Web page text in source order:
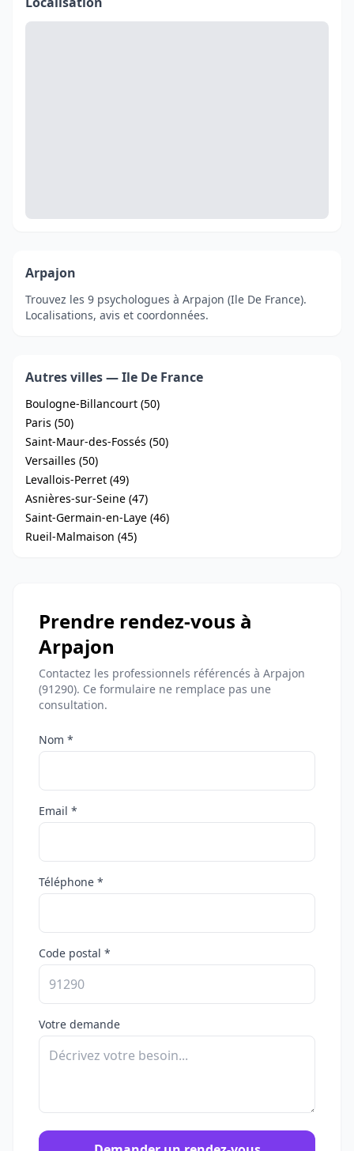
Arpajon
Trouvez les 9 psychologues à Arpajon (Ile De France).
Localisations, avis et coordonnées.
Autres villes — Ile De France
Boulogne-Billancourt (50)
Paris (50)
Saint-Maur-des-Fossés (50)
Versailles (50)
Levallois-Perret (49)
Asnières-sur-Seine (47)
Saint-Germain-en-Laye (46)
Rueil-Malmaison (45)
Prendre rendez-vous à
Arpajon
Contactez les professionnels référencés à Arpajon
(91290). Ce formulaire ne remplace pas une
consultation.
Nom *
Email *
Téléphone *
Code postal *
Votre demande